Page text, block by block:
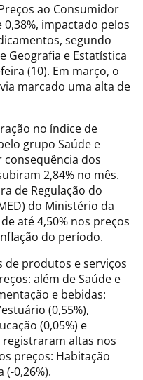
ao Consumidor
impactado pelos
segundo
Geografia e Estatística
(10). Em março, o
marcado uma alta de
no índice de
grupo Saúde e
consequência dos
2,84% no mês.
de Regulação do
do Ministério da
até 4,50% nos preços
do período.
de produtos e serviços
além de Saúde e
e bebidas:
(0,55%),
(0,05%) e
registraram altas nos
preços: Habitação
(-0,26%).